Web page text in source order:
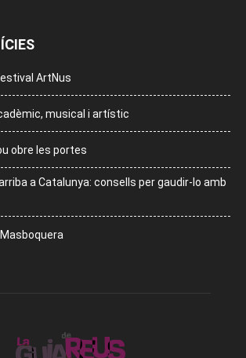
ArtNus
musical i artístic
obre les portes
a Catalunya: consells per gaudir-lo amb